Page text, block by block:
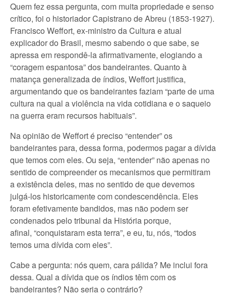
Quem fez essa pergunta, com muita propriedade e senso
crítico, foi o historiador Capistrano de Abreu (1853-1927).
Francisco Weffort, ex-ministro da Cultura e atual
explicador do Brasil, mesmo sabendo o que sabe, se
apressa em respondê-la afirmativamente, elogiando a
“coragem espantosa” dos bandeirantes. Quanto à
matança generalizada de índios, Weffort justifica,
argumentando que os bandeirantes faziam “parte de uma
cultura na qual a violência na vida cotidiana e o saqueio
na guerra eram recursos habituais”.
Na opinião de Weffort é preciso “entender” os
bandeirantes para, dessa forma, podermos pagar a dívida
que temos com eles. Ou seja, “entender” não apenas no
sentido de compreender os mecanismos que permitiram
a existência deles, mas no sentido de que devemos
julgá-los historicamente com condescendência. Eles
foram efetivamente bandidos, mas não podem ser
condenados pelo tribunal da História porque,
afinal, “conquistaram esta terra”, e eu, tu, nós, “todos
temos uma dívida com eles”.
Cabe a pergunta: nós quem, cara pálida? Me inclui fora
dessa. Qual a dívida que os índios têm com os
bandeirantes? Não seria o contrário?